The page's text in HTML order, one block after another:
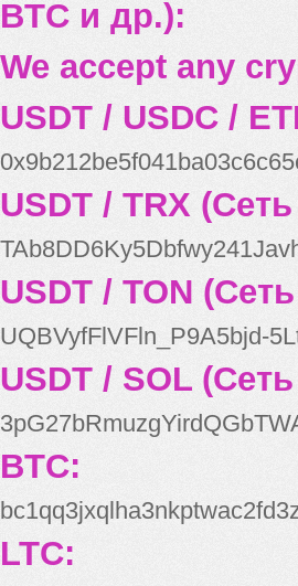
BTC и др.):
We accept any
USDT / USDC /
USDT / TRX
USDT / TON
UQBVyfFlVFln_P9A5bjd-
USDT / SOL
BTC:
LTC: